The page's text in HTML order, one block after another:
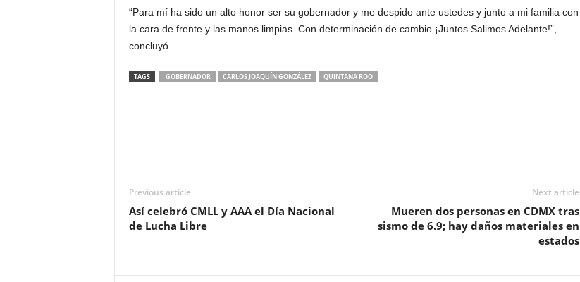
“Para mí ha sido un alto honor ser su gobernador y me despido ante ustedes y junto a mi familia con
la cara de frente y las manos limpias. Con determinación de cambio ¡Juntos Salimos Adelante!”,
concluyó.
TAGS GOBERNADOR CARLOS JOAQUÍN GONZÁLEZ QUINTANA ROO
Previous article
Así celebró CMLL y AAA el Día Nacional
de Lucha Libre
Next article
Mueren dos personas en CDMX tras
sismo de 6.9; hay daños materiales en
estados